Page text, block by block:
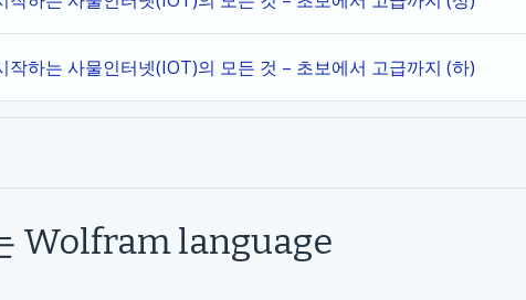
하는 사물인터넷(IOT)의 모든 것 – 초보에서 고급까지 (하)
Wolfram language